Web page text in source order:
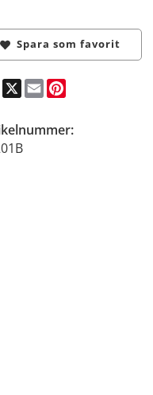
Spara som favorit
Facebook
X Email